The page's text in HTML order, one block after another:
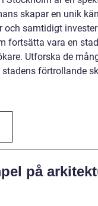
skapar en unik
och samtidigt
fortsätta vara en
Utforska de
förtrollande
på